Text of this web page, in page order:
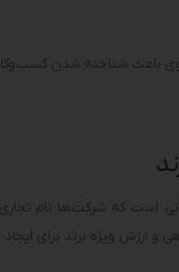
باعث شناخته شدن
است که شرکت‌ها نام
و ارزش ویژه برند برای